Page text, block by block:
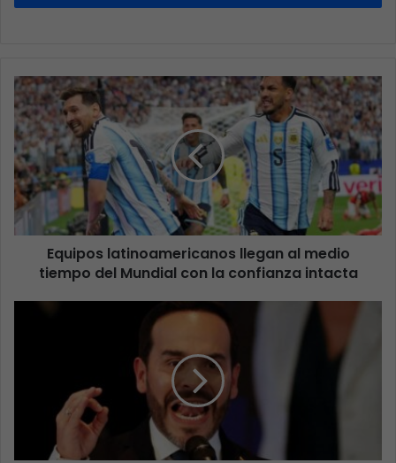
Equipos latinoamericanos llegan al medio
tiempo del Mundial con la confianza intacta